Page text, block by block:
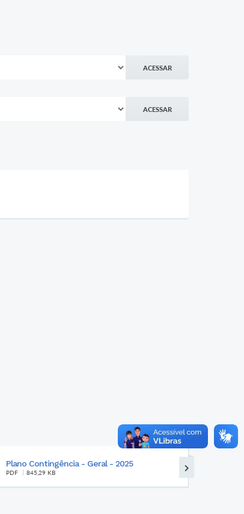
ACESSAR
ACESSAR
HOMOLOGAÇÃO DO RESULTADO FINAL DA
VOTAÇÃO NO PROCESSO E...